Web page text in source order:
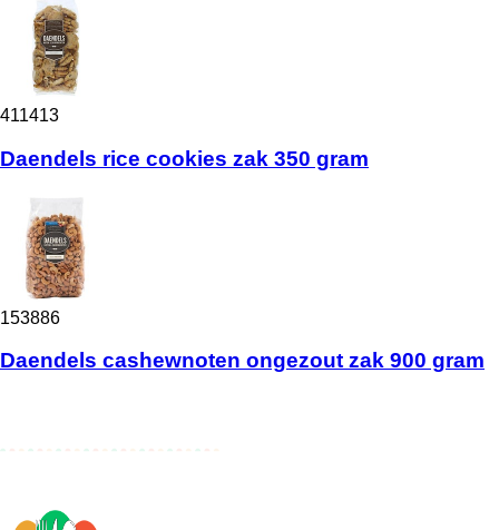
411413
Daendels rice cookies zak 350 gram
153886
Daendels cashewnoten ongezout zak 900 gram